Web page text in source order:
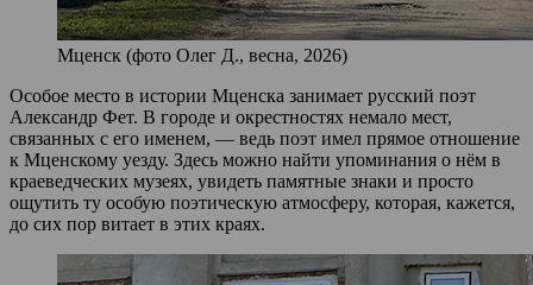
Мценск (фото Олег Д., весна, 2026)
Особое место в истории Мценска занимает русский поэт
Александр Фет. В городе и окрестностях немало мест,
связанных с его именем, — ведь поэт имел прямое отношение
к Мценскому уезду. Здесь можно найти упоминания о нём в
краеведческих музеях, увидеть памятные знаки и просто
ощутить ту особую поэтическую атмосферу, которая, кажется,
до сих пор витает в этих краях.